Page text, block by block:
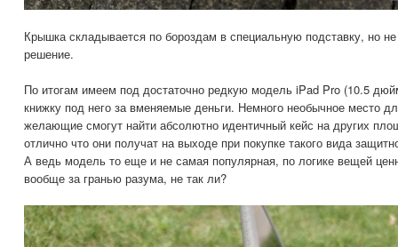
Крышка складывается по бороздам в специальную подставку, но
решение.
По итогам имеем под достаточно редкую модель iPad Pro (10.5
книжку под него за вменяемые деньги. Немного необычное место
желающие смогут найти абсолютно идентичный кейс на других
отлично что они получат на выходе при покупке такого вида
А ведь модель то еще и не самая популярная, по логике вещей
вообще за гранью разума, не так ли?